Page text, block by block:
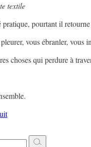
textile
pratique, pourtant il
vous ébranler, vous
choses qui perdure à